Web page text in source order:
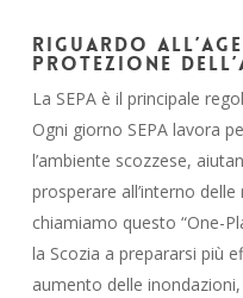
Riguardo
protezione
La SEPA è il principale
Ogni giorno SEPA lavora
l’ambiente scozzese,
prosperare all’interno
chiamiamo questo “One-
la Scozia a prepararsi più
aumento delle